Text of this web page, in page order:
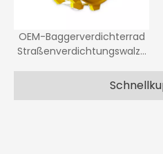
OEM-Baggerverdichterrad
Straßenverdichtungswalze